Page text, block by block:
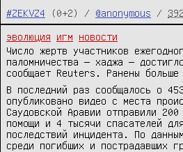
#ZEKVZ4
(0+2) / @anonymous /
эволюция игм
новости
Число жертв участников
паломничества — хаджа —
сообщает Reuters. Ранены больше
В последний раз сообщалось о
опубликовано видео с места
Саудовской Аравии отправили
помощи и 4 тысячи спасателей
последствий инцидента. По
среди погибших и пострадавших